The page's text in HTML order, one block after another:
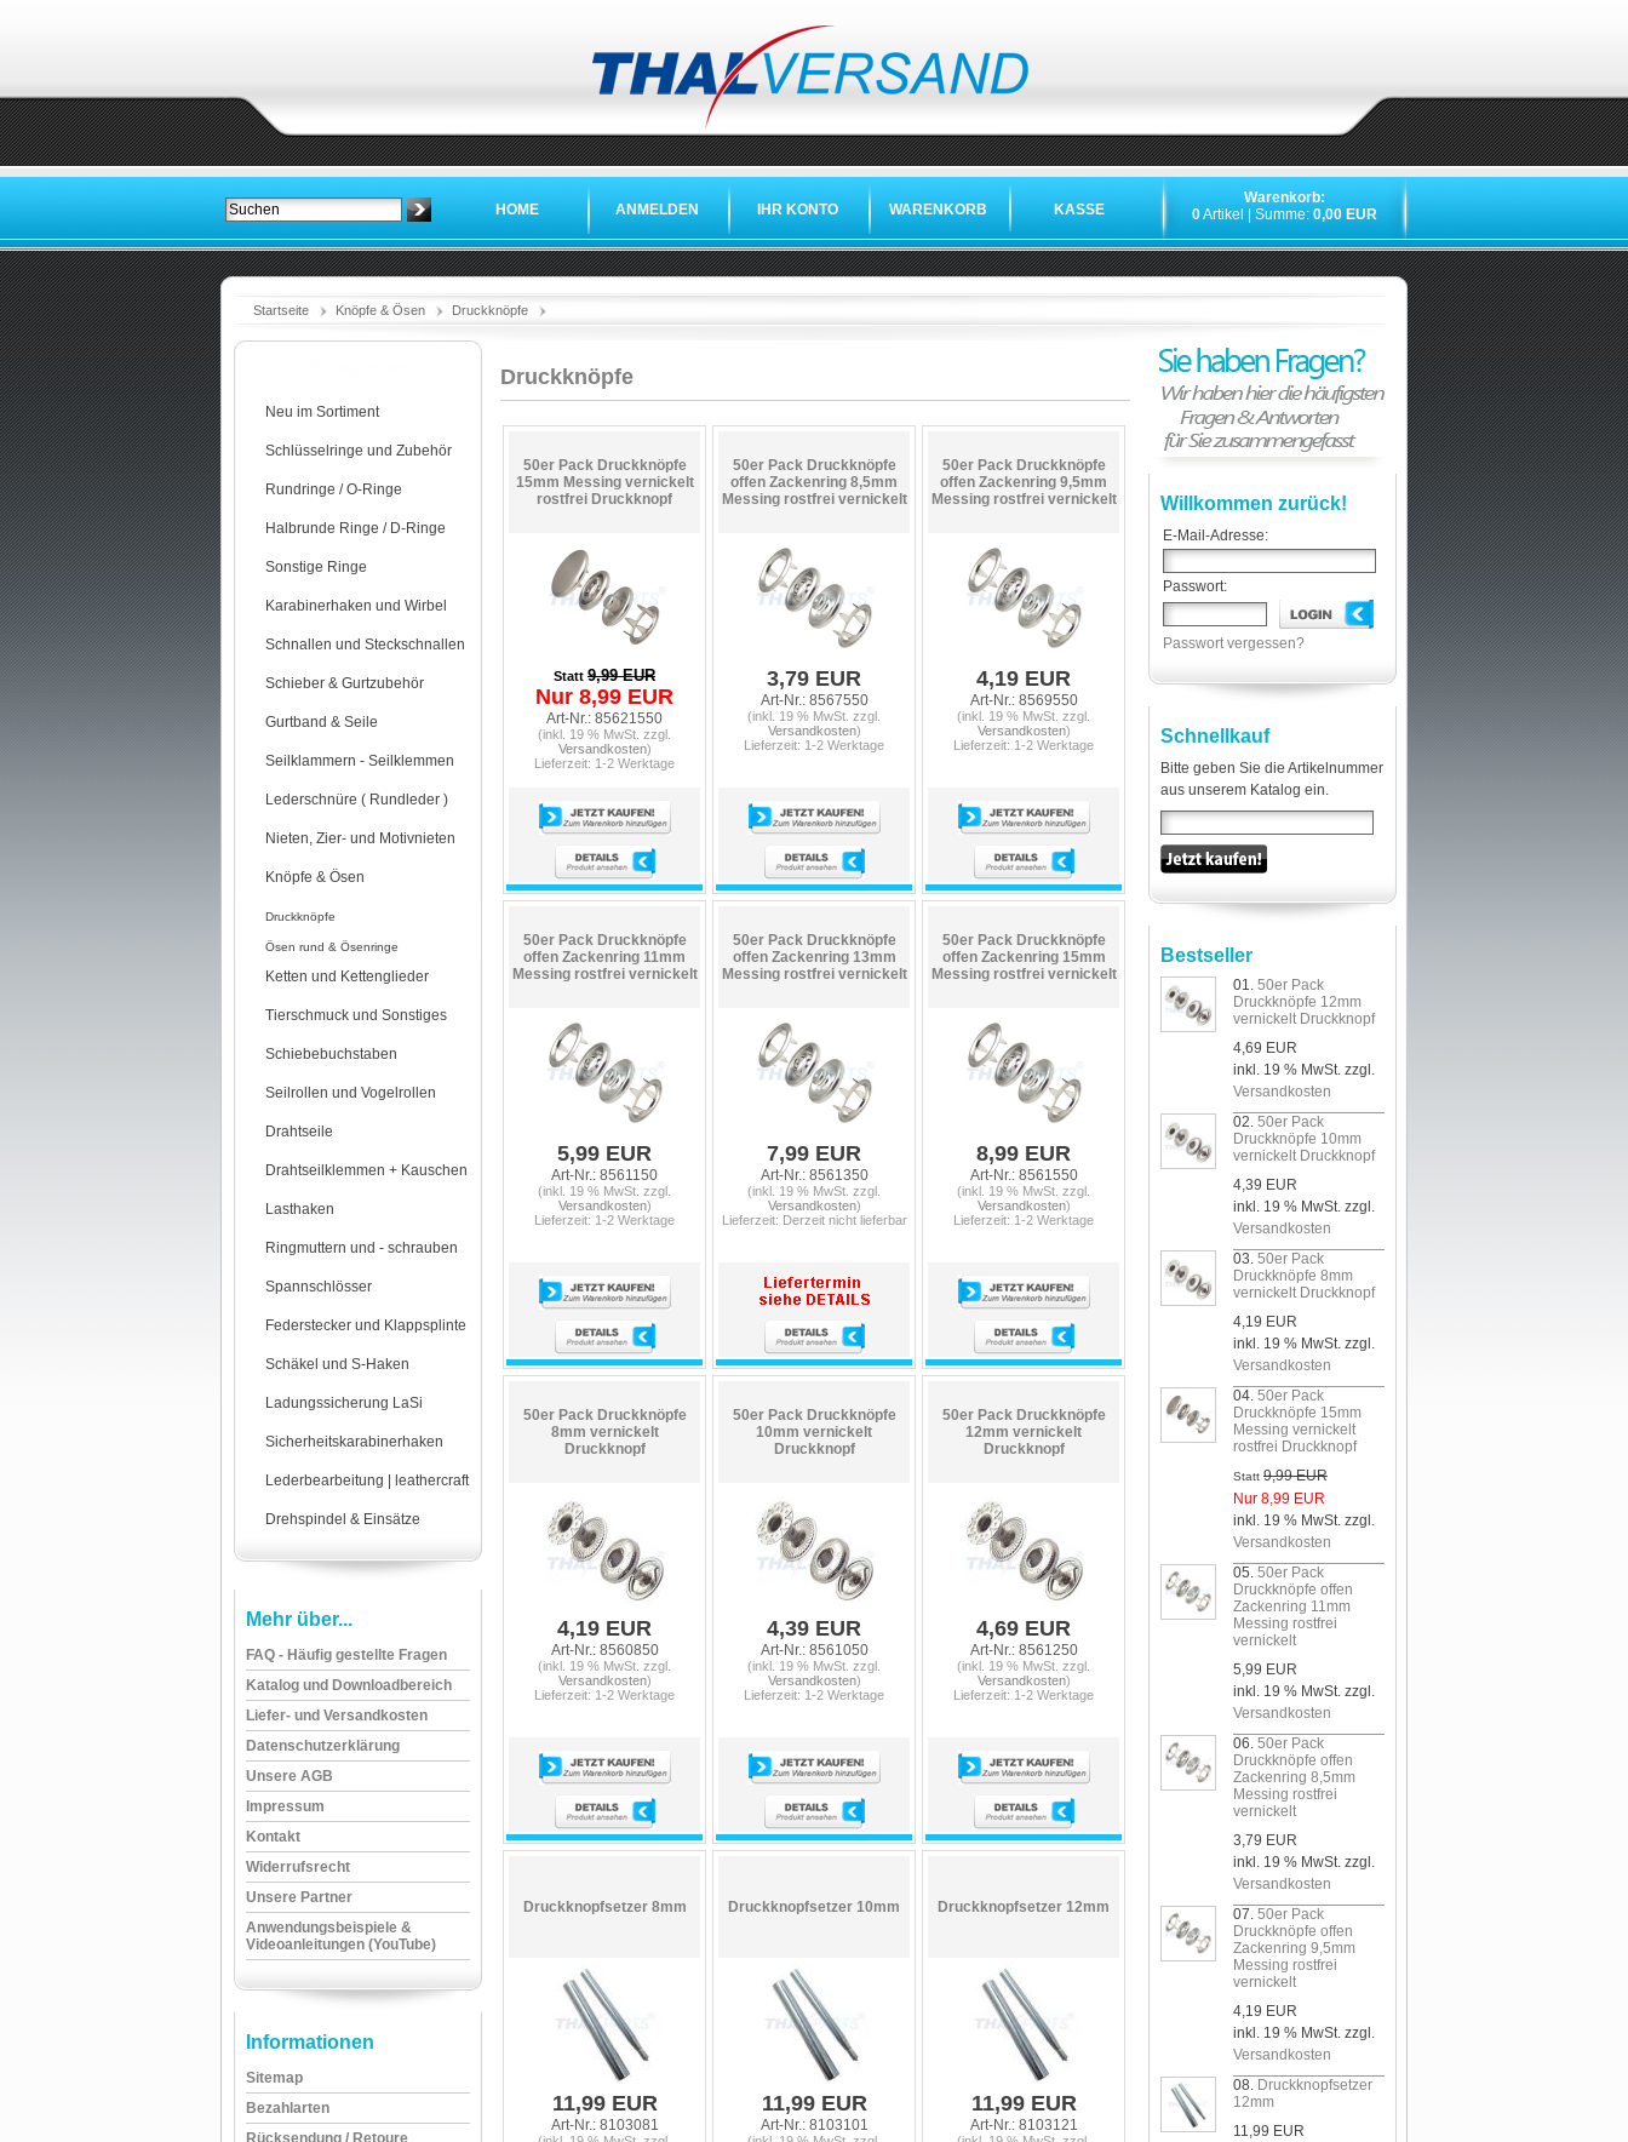
HOME ANMELDEN IHR KONTO WARENKORB KASSE
Warenkorb:
0Artikel | Summe: 0,00 EUR
Startseite Knöpfe & Ösen Druckknöpfe
Neu im Sortiment
Schlüsselringe und Zubehör
Rundringe / O-Ringe
Halbrunde Ringe / D-Ringe
Sonstige Ringe
Karabinerhaken und Wirbel
Schnallen und Steckschnallen
Schieber & Gurtzubehör
Gurtband & Seile
Seilklammern - Seilklemmen
Lederschnüre ( Rundleder )
Nieten, Zier- und Motivnieten
Knöpfe & Ösen
Druckknöpfe
Ösen rund & Ösenringe
Ketten und Kettenglieder
Tierschmuck und Sonstiges
Schiebebuchstaben
Seilrollen und Vogelrollen
Drahtseile
Drahtseilklemmen + Kauschen
Lasthaken
Ringmuttern und - schrauben
Spannschlösser
Federstecker und Klappsplinte
Schäkel und S-Haken
Ladungssicherung LaSi
Sicherheitskarabinerhaken
Lederbearbeitung | leathercraft
Drehspindel & Einsätze
Mehr über...
FAQ - Häufig gestellte Fragen
Katalog und Downloadbereich
Liefer- und Versandkosten
Datenschutzerklärung
Unsere AGB
Impressum
Kontakt
Widerrufsrecht
Unsere Partner
Anwendungsbeispiele &
Videoanleitungen (YouTube)
Informationen
Sitemap
Bezahlarten
Rücksendung / Retoure
Druckknöpfe
50er Pack Druckknöpfe
15mm Messing vernickelt
rostfrei Druckknopf
Statt 9,99 EUR
Nur 8,99 EUR
Art-Nr.: 85621550
(inkl. 19 % MwSt. zzgl.
Versandkosten)
Lieferzeit: 1-2 Werktage
50er Pack Druckknöpfe
offen Zackenring 8,5mm
Messing rostfrei vernickelt
3,79 EUR
Art-Nr.: 8567550
(inkl. 19 % MwSt. zzgl.
Versandkosten)
Lieferzeit: 1-2 Werktage
50er Pack Druckknöpfe
offen Zackenring 9,5mm
Messing rostfrei vernickelt
4,19 EUR
Art-Nr.: 8569550
(inkl. 19 % MwSt. zzgl.
Versandkosten)
Lieferzeit: 1-2 Werktage
50er Pack Druckknöpfe
offen Zackenring 11mm
Messing rostfrei vernickelt
5,99 EUR
Art-Nr.: 8561150
(inkl. 19 % MwSt. zzgl.
Versandkosten)
Lieferzeit: 1-2 Werktage
50er Pack Druckknöpfe
offen Zackenring 13mm
Messing rostfrei vernickelt
7,99 EUR
Art-Nr.: 8561350
(inkl. 19 % MwSt. zzgl.
Versandkosten)
Lieferzeit: Derzeit nicht lieferbar
50er Pack Druckknöpfe
offen Zackenring 15mm
Messing rostfrei vernickelt
8,99 EUR
Art-Nr.: 8561550
(inkl. 19 % MwSt. zzgl.
Versandkosten)
Lieferzeit: 1-2 Werktage
50er Pack Druckknöpfe
8mm vernickelt
Druckknopf
4,19 EUR
Art-Nr.: 8560850
(inkl. 19 % MwSt. zzgl.
Versandkosten)
Lieferzeit: 1-2 Werktage
50er Pack Druckknöpfe
10mm vernickelt
Druckknopf
4,39 EUR
Art-Nr.: 8561050
(inkl. 19 % MwSt. zzgl.
Versandkosten)
Lieferzeit: 1-2 Werktage
50er Pack Druckknöpfe
12mm vernickelt
Druckknopf
4,69 EUR
Art-Nr.: 8561250
(inkl. 19 % MwSt. zzgl.
Versandkosten)
Lieferzeit: 1-2 Werktage
Druckknopfsetzer 8mm
11,99 EUR
Art-Nr.: 8103081
Druckknopfsetzer 10mm
11,99 EUR
Art-Nr.: 8103101
Druckknopfsetzer 12mm
11,99 EUR
Art-Nr.: 8103121
Willkommen zurück!
E-Mail-Adresse:
Passwort:
Passwort vergessen?
Schnellkauf
Bitte geben Sie die Artikelnummer
aus unserem Katalog ein.
Bestseller
01. 50er Pack
Druckknöpfe 12mm
vernickelt Druckknopf
4,69 EUR
inkl. 19 % MwSt. zzgl.
Versandkosten
02. 50er Pack
Druckknöpfe 10mm
vernickelt Druckknopf
4,39 EUR
inkl. 19 % MwSt. zzgl.
Versandkosten
03. 50er Pack
Druckknöpfe 8mm
vernickelt Druckknopf
4,19 EUR
inkl. 19 % MwSt. zzgl.
Versandkosten
04. 50er Pack
Druckknöpfe 15mm
Messing vernickelt
rostfrei Druckknopf
Statt 9,99 EUR
Nur 8,99 EUR
inkl. 19 % MwSt. zzgl.
Versandkosten
05. 50er Pack
Druckknöpfe offen
Zackenring 11mm
Messing rostfrei
vernickelt
5,99 EUR
inkl. 19 % MwSt. zzgl.
Versandkosten
06. 50er Pack
Druckknöpfe offen
Zackenring 8,5mm
Messing rostfrei
vernickelt
3,79 EUR
inkl. 19 % MwSt. zzgl.
Versandkosten
07. 50er Pack
Druckknöpfe offen
Zackenring 9,5mm
Messing rostfrei
vernickelt
4,19 EUR
inkl. 19 % MwSt. zzgl.
Versandkosten
08. Druckknopfsetzer
12mm
11,99 EUR